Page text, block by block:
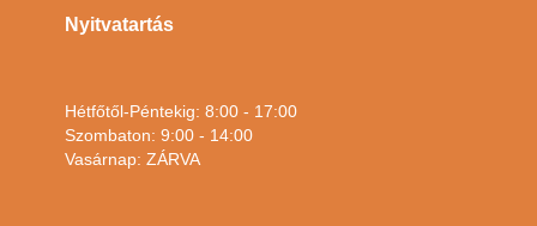
Nyitvatartás
Hétfőtől-Péntekig: 8:00 - 17:00
Szombaton: 9:00 - 14:00
Vasárnap: ZÁRVA